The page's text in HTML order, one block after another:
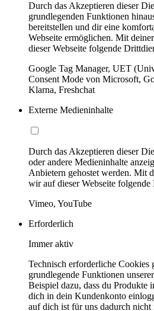
Durch das Akzeptieren dieser
grundlegenden Funktionen
bereitstellen und dir eine
Webseite ermöglichen. Mit
dieser Webseite folgende
Google Tag Manager, UET
Consent Mode von Microsoft,
Klarna, Freshchat
Externe Medieninhalte
Durch das Akzeptieren dieser
oder andere Medieninhalte
Anbietern gehostet werden. Mit
wir auf dieser Webseite folgende
Vimeo, YouTube
Erforderlich
Immer aktiv
Technisch erforderliche Cookies
grundlegende Funktionen
Beispiel dazu, dass du Produkte
dich in dein Kundenkonto
auf dich ist für uns dadurch